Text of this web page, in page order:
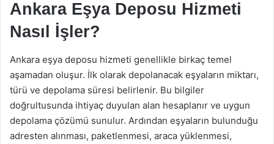
Ankara Eşya Deposu Hizmeti
Nasıl İşler?
Ankara eşya deposu hizmeti genellikle birkaç temel
aşamadan oluşur. İlk olarak depolanacak eşyaların miktarı,
türü ve depolama süresi belirlenir. Bu bilgiler
doğrultusunda ihtiyaç duyulan alan hesaplanır ve uygun
depolama çözümü sunulur. Ardından eşyaların bulunduğu
adresten alınması, paketlenmesi, araca yüklenmesi,